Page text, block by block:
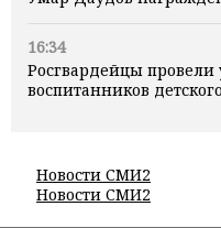
16:34
Росгвардейцы провели
воспитанников
Новости СМИ2
Новости СМИ2